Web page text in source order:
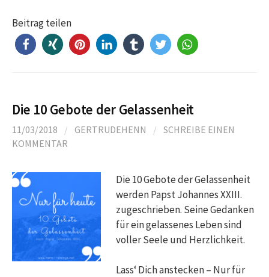
Beitrag teilen
Die 10 Gebote der Gelassenheit
11/03/2018 / GERTRUDEHENN / SCHREIBE EINEN
KOMMENTAR
Die 10 Gebote der Gelassenheit
werden Papst Johannes XXIII.
zugeschrieben. Seine Gedanken
für ein gelassenes Leben sind
voller Seele und Herzlichkeit.
Lass‘ Dich anstecken – Nur für